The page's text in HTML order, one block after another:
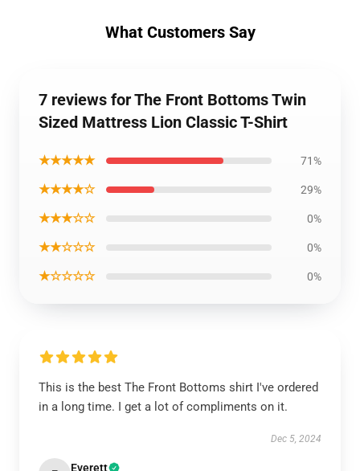
What Customers Say
7 reviews for The Front Bottoms Twin
Sized Mattress Lion Classic T-Shirt
★★★★★ 71%
★★★★☆ 29%
★★★☆☆ 0%
★★☆☆☆ 0%
★☆☆☆☆ 0%
This is the best The Front Bottoms shirt I've ordered
in a long time. I get a lot of compliments on it.
Dec 5, 2024
Everett